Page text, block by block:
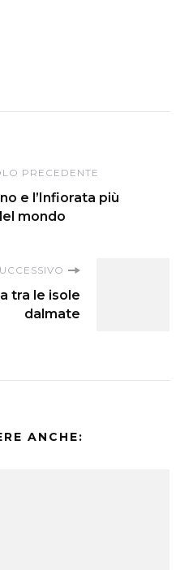
PRECEDENTE
e l’Infiorata più
mondo
tra le isole
dalmate
ANCHE: